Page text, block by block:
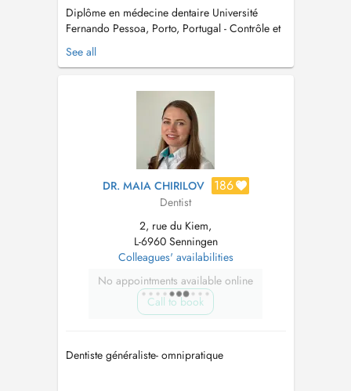
Diplôme en médecine dentaire Université
Fernando Pessoa, Porto, Portugal - Contrôle et
nettoyage - Dentisterie cosmétique - Dentisterie
restauratrice - Thérapie des canaux radiculaires
occlusion dentaire, bruxisme - Thérapie
parodontale - Blanch...
See all
DR. MAIA CHIRILOV 186
Dentist
2, rue du Kiem,
L-6960 Senningen
Colleagues' availabilities
No appointments available online
Call to book
Dentiste généraliste- omnipratique